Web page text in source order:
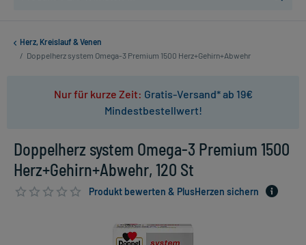
Herz, Kreislauf & Venen
/ Doppelherz system Omega-3 Premium 1500 Herz+Gehirn+Abwehr
Nur für kurze Zeit: Gratis-Versand* ab 19€
Mindestbestellwert!
Doppelherz system Omega-3 Premium 1500
Herz+Gehirn+Abwehr, 120 St
Produkt bewerten & PlusHerzen sichern